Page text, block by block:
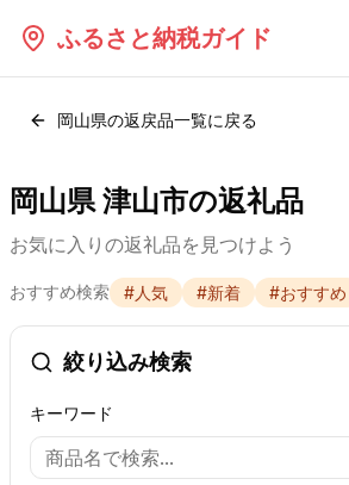
ふるさと納税ガイド
岡山県の返戻品一覧に戻る
岡山県 津山市の返礼品
お気に入りの返礼品を見つけよう
おすすめ検索 #人気 #新着 #おすすめ
絞り込み検索
キーワード